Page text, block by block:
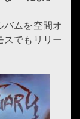
バムを空間オ
スでもリリー